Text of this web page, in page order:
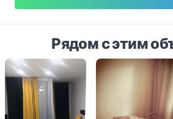
Рядом с этим